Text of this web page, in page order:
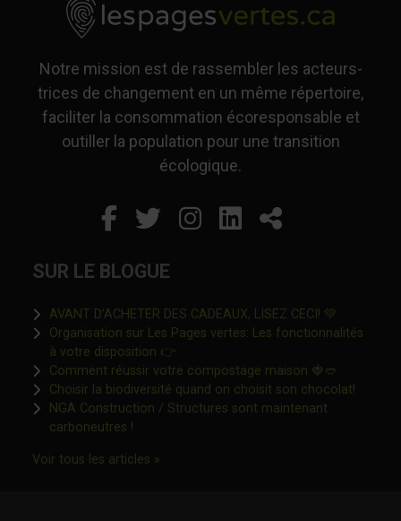
Notre mission est de rassembler les acteurs-
trices de changement en un même répertoire,
faciliter la consommation écoresponsable et
outiller la population pour une transition
écologique.
Facebook
Ce lien s'ouvrira dans
Twitter
Ce lien s'ouvrira
Instagram
Ce lien s'ouvrira
LinkedIn
Ce lienPartager
SUR LE BLOGUE
AVANT D’ACHETER DES CADEAUX, LISEZ CECI! 💚
Organisation sur Les Pages vertes: Les fonctionnalités
à votre disposition 👉Ce lien s'ouvrira dans une nouvelle
Comment réussir votre compostage maison 🍓🥙
Choisir la biodiversité quand on choisit son chocolat!Ce lien
NGA Construction / Structures sont maintenant
carboneutres !Ce lien s'ouvrira dans une nouvelle fenêtre"
Voir tous les articles »Ce lien s'ouvrira dans une nouvelle